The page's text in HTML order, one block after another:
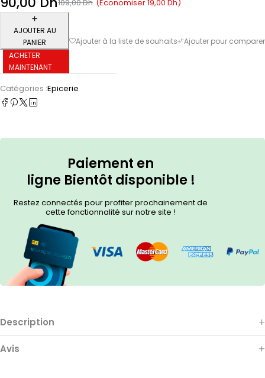
109,00Dh (Economiser19,00 Dh)
AJOUTER AU
PANIER
ACHETER
MAINTENANT
Catégories :Epicerie
Paiement en
ligne Bientôt disponible !
Restez connectés pour profiter prochainement de
cette fonctionnalité sur notre site !
Description
Avis